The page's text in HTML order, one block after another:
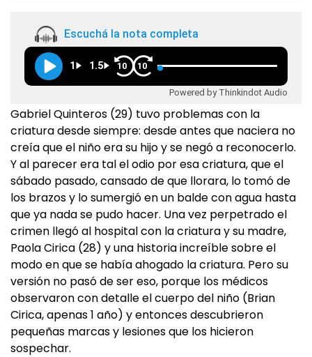
Escuchá la nota completa
1 1.5 10 10
Powered by Thinkindot Audio
Gabriel Quinteros (29) tuvo problemas con la
criatura desde siempre: desde antes que naciera no
creía que el niño era su hijo y se negó a reconocerlo.
Y al parecer era tal el odio por esa criatura, que el
sábado pasado, cansado de que llorara, lo tomó de
los brazos y lo sumergió en un balde con agua hasta
que ya nada se pudo hacer. Una vez perpetrado el
crimen llegó al hospital con la criatura y su madre,
Paola Cirica (28) y una historia increíble sobre el
modo en que se había ahogado la criatura. Pero su
versión no pasó de ser eso, porque los médicos
observaron con detalle el cuerpo del niño (Brian
Cirica, apenas 1 año) y entonces descubrieron
pequeñas marcas y lesiones que los hicieron
sospechar.